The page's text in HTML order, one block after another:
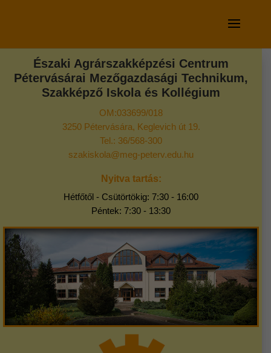
Északi Agrárszakképzési Centrum
Pétervásárai Mezőgazdasági Technikum,
Szakképző Iskola és Kollégium
OM:033699/018
3250 Pétervására, Keglevich út 19.
Tel.: 36/568-300
szakiskola@meg-peterv.edu.hu
Nyitva tartás:
Hétfőtől - Csütörtökig: 7:30 - 16:00
Péntek: 7:30 - 13:30